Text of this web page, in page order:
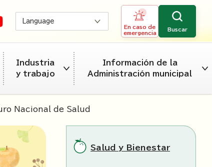
Language
En caso de
emergencia
Buscar
Industria
y trabajo
Información de la
Administración municipal
Nacional de Salud
Salud y Bienestar